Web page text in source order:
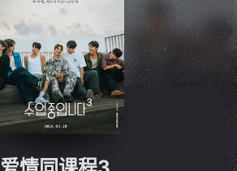
暂无观看影片的记录